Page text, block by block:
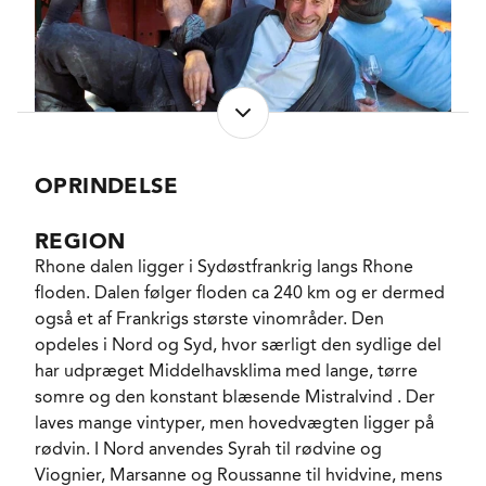
Her er det topvinen Cuvée l'Ebrescade, som hvert år
placerer sig blandt de bedste i Cairanne-
appellationen, og som vor tids måske mest
velfunderede Rhôneekspert John Livingstone-
Learmonth flere gange har medtaget i sine
beauty of the vineyard and the cellar in one bottle)
Der er tale om frugt fra 50 til 70 år gamle vinstokke,
der står i næsten hvide kridtsten på de højt
beliggende skråninger La Combe d'Henry og
parcellerne La Ridel og Ebrescade på Les Serres de
l'Amassat de des Esbresqundes i det nordøstligste
hjørne af appellationen nær grænsen til Rasteau.
Høsten er manuel, og frugten fra de 3 druesorter
blev forvandlet til vin uden fremmede gærstammer i
OPRINDELSE
REGION
Rhone dalen ligger i Sydøstfrankrig langs Rhone
floden. Dalen følger floden ca 240 km og er dermed
også et af Frankrigs største vinområder. Den
opdeles i Nord og Syd, hvor særligt den sydlige del
har udpræget Middelhavsklima med lange, tørre
somre og den konstant blæsende Mistralvind . Der
laves mange vintyper, men hovedvægten ligger på
rødvin. I Nord anvendes Syrah til rødvine og
Viognier, Marsanne og Roussanne til hvidvine, mens